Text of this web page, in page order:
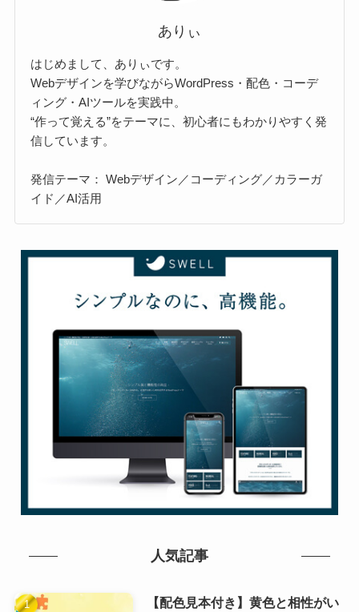
ありぃ
はじめまして、ありぃです。
Webデザインを学びながらWordPress・配色・コーデ
ィング・AIツールを実践中。
“作って覚える”をテーマに、初心者にもわかりやすく発
信しています。
発信テーマ： Webデザイン／コーディング／カラーガ
イド／AI活用
人気記事
【配色見本付き】黄色と相性がい